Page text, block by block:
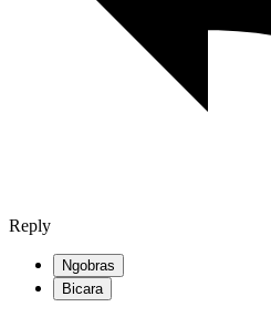
Reply
Ngobras
Bicara